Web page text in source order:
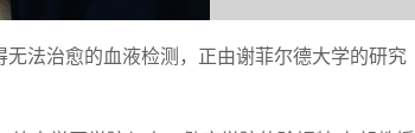
法治愈的血液检测，正由谢菲尔德大学的研究